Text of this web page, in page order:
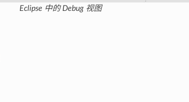
Eclipse 中的 Debug 视图